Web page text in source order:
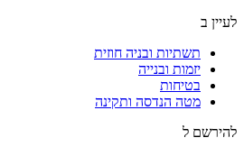
לעיין ב
תשתיות ובניה חוזית
יזמות ובנייה
בטיחות
מטה הנדסה ותקינה
להירשם ל